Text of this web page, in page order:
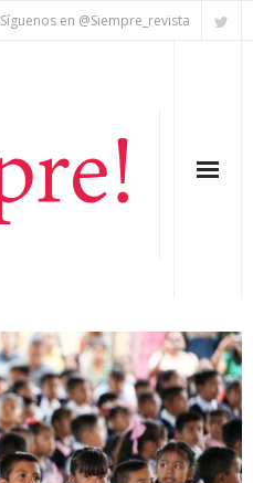
Síguenos en @Siempre_revista